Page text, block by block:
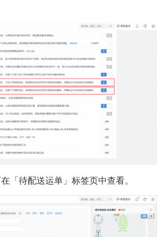
「待配送运单」标签页中查看。